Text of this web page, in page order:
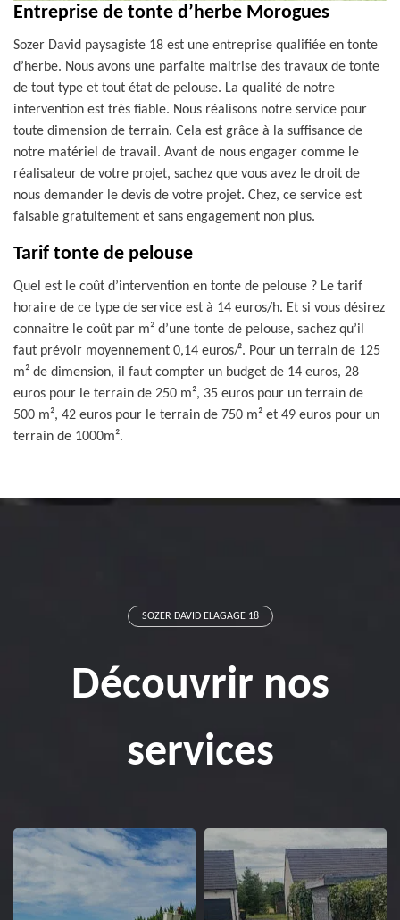
Entreprise de tonte d’herbe Morogues
Sozer David paysagiste 18 est une entreprise qualifiée en tonte
d’herbe. Nous avons une parfaite maitrise des travaux de tonte
de tout type et tout état de pelouse. La qualité de notre
intervention est très fiable. Nous réalisons notre service pour
toute dimension de terrain. Cela est grâce à la suffisance de
notre matériel de travail. Avant de nous engager comme le
réalisateur de votre projet, sachez que vous avez le droit de
nous demander le devis de votre projet. Chez, ce service est
faisable gratuitement et sans engagement non plus.
Tarif tonte de pelouse
Quel est le coût d’intervention en tonte de pelouse ? Le tarif
horaire de ce type de service est à 14 euros/h. Et si vous désirez
connaitre le coût par m² d’une tonte de pelouse, sachez qu’il
faut prévoir moyennement 0,14 euros/². Pour un terrain de 125
m² de dimension, il faut compter un budget de 14 euros, 28
euros pour le terrain de 250 m², 35 euros pour un terrain de
500 m², 42 euros pour le terrain de 750 m² et 49 euros pour un
terrain de 1000m².
SOZER DAVID ELAGAGE 18
Découvrir nos
services